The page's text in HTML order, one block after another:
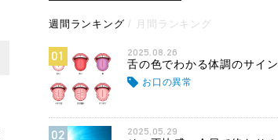
週間ランキング 月間ランキング
01 2025.08.26
舌の色でわかる体調のサイン
お口の異常
02 2025.05.29